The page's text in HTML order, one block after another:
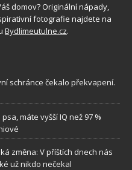
domov? Originální nápady,
fotografie najdete na
Bydlimeutulne.cz.
schránce čekalo překvapení.
máte vyšší IQ než 97 %
změna: V příštích dnech nás
už nikdo nečekal